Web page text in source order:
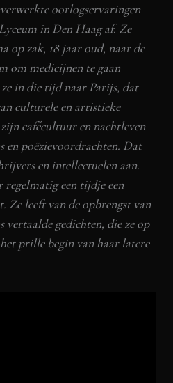
oorlogservaringen
in Den Haag af. Ze
op zak, 18 jaar oud, naar de
om medicijnen te gaan
in die tijd naar Parijs, dat
culturele en artistieke
cafécultuur en nachtleven
en poëzievoordrachten. Dat
en intellectuelen aan.
een tijdje een
Ze leeft van de opbrengst van
vertaalde gedichten, die ze op
prille begin van haar latere